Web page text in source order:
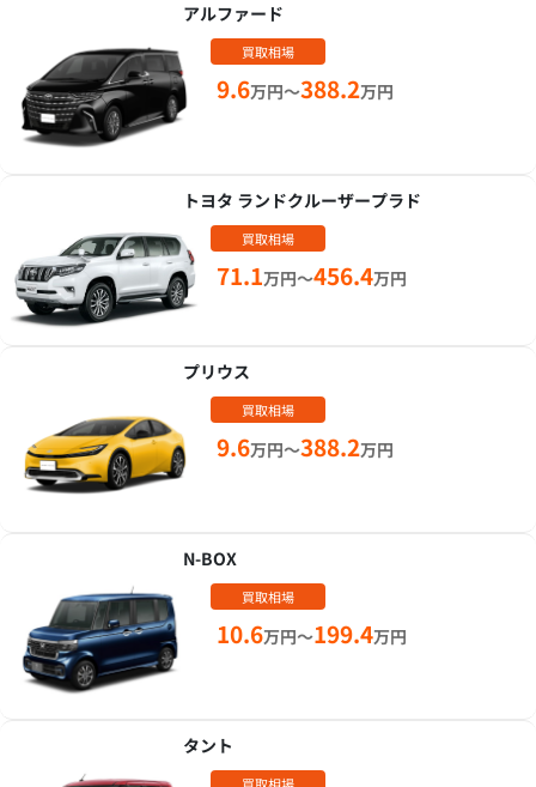
アルファード
買取相場
9.6万円～388.2万円
トヨタ ランドクルーザープラド
買取相場
71.1万円～456.4万円
プリウス
買取相場
9.6万円～388.2万円
N-BOX
買取相場
10.6万円～199.4万円
タント